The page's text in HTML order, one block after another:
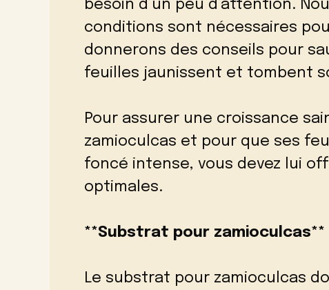
besoin d’un peu d’attention.
conditions sont nécessaires
donnerons des conseils pour
feuilles jaunissent et tombent
Pour assurer une croissance
zamioculcas et pour que ses
foncé intense, vous devez lui
optimales.
**Substrat pour zamioculcas**
Le substrat pour zamioculcas